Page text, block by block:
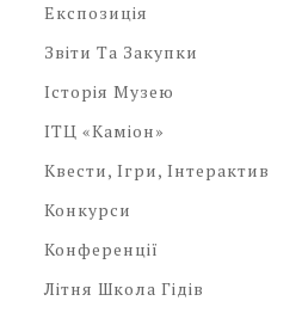
Експозиція
Звіти Та Закупки
Історія Музею
ІТЦ «Каміон»
Квести, Ігри, Інтерактив
Конкурси
Конференції
Літня Школа Гідів